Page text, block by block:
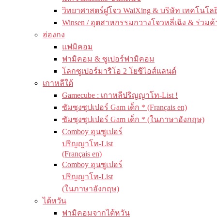
วิทยาศาสตร์ฝูโจว WaiXing & บริษัท เทคโนโล
Winsen / อุตสาหกรรมกวางโจวหลี่เฉิง & ร่วมค้
ฮ่องกง
แฟมิคอม
ฟามิคอม & ซูเปอร์ฟามิคอม
โลกซูเปอร์มาริโอ 2 โยชิไอส์แลนด์
เกาหลีใต้
Gamecube : เกาหลีปริญญาโท-List !
ซัมซุงซุปเปอร์ Gam เด็ก * (Français en)
ซัมซุงซุปเปอร์ Gam เด็ก * (ในภาษาอังกฤษ)
Comboy ฮุนซูเปอร์
ปริญญาโท-List
(Français en)
Comboy ฮุนซูเปอร์
ปริญญาโท-List
(ในภาษาอังกฤษ)
ไต้หวัน
ฟามิคอมจากไต้หวัน